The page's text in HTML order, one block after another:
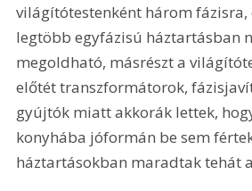
világítótestenként három fázisra,
legtöbb egyfázisú háztartásban
megoldható, másrészt a
előtét transzformátorok,
gyújtók miatt akkorák lettek,
konyhába jóformán be sem
háztartásokban maradtak tehát